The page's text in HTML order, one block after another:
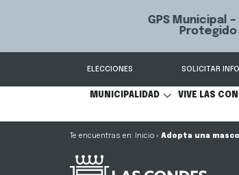
GPS Municipal –
Protegido
ELECCIONES SOLICITAR
MUNICIPALIDAD VIVE LAS
Inicio » Adopta una